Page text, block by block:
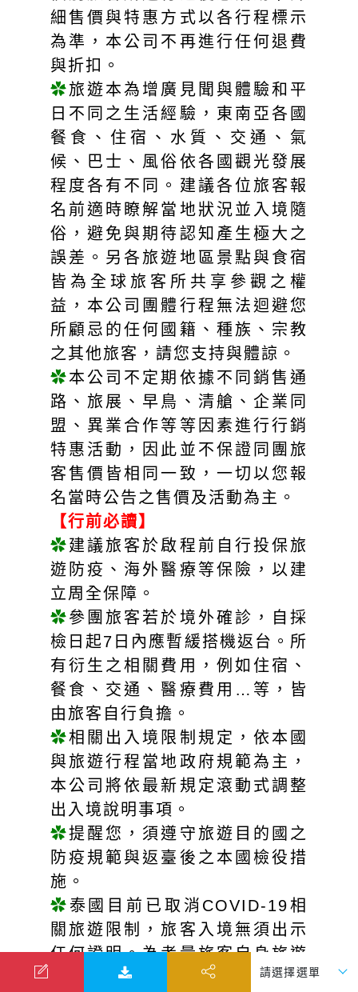
細售價與特惠方式以各行程標示
為準，本公司不再進行任何退費
與折扣。
✿旅遊本為增廣見聞與體驗和平
日不同之生活經驗，東南亞各國
餐食、住宿、水質、交通、氣
候、巴士、風俗依各國觀光發展
程度各有不同。建議各位旅客報
名前適時瞭解當地狀況並入境隨
俗，避免與期待認知產生極大之
誤差。另各旅遊地區景點與食宿
皆為全球旅客所共享參觀之權
益，本公司團體行程無法迴避您
所顧忌的任何國籍、種族、宗教
之其他旅客，請您支持與體諒。
✿本公司不定期依據不同銷售通
路、旅展、早鳥、清艙、企業同
盟、異業合作等等因素進行行銷
特惠活動，因此並不保證同團旅
客售價皆相同一致，一切以您報
名當時公告之售價及活動為主。
【行前必讀】
✿建議旅客於啟程前自行投保旅
遊防疫、海外醫療等保險，以建
立周全保障。
✿參團旅客若於境外確診，自採
檢日起7日內應暫緩搭機返台。所
有衍生之相關費用，例如住宿、
餐食、交通、醫療費用…等，皆
由旅客自行負擔。
✿相關出入境限制規定，依本國
與旅遊行程當地政府規範為主，
本公司將依最新規定滾動式調整
出入境說明事項。
✿提醒您，須遵守旅遊目的國之
防疫規範與返臺後之本國檢役措
施。
✿ 泰國目前已取消COVID-19相
關旅遊限制，旅客入境無須出示
任何證明。為考量旅客自身旅遊
安全，並顧及同團其他旅客之旅